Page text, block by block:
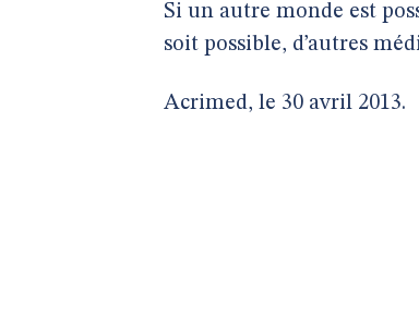
Si un autre monde est
soit possible, d’autres
Acrimed, le 30 avril 2013.